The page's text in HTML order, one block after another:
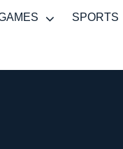
SPORTS